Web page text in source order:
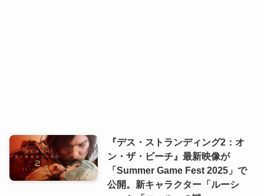
『デス・ストランディング2：オ
ン・ザ・ビーチ』最新映像が
「Summer Game Fest 2025」で
公開。新キャラクター「ルーシ